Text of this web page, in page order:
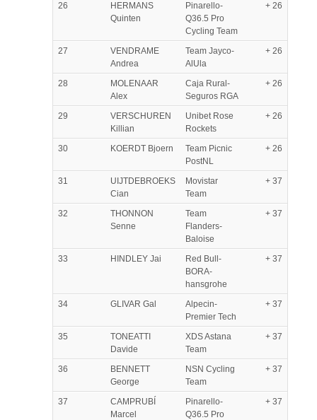
26
HERMANS
Quinten
Pinarello-
Q36.5 Pro
Cycling Team
+ 26
27
VENDRAME
Andrea
Team Jayco-
AlUla
+ 26
28
MOLENAAR
Alex
Caja Rural-
Seguros RGA
+ 26
29
VERSCHUREN
Killian
Unibet Rose
Rockets
+ 26
30 KOERDT Bjoern
Team Picnic
PostNL
+ 26
31
UIJTDEBROEKS
Cian
Movistar
Team
+ 37
32
THONNON
Senne
Team
Flanders-
Baloise
+ 37
33 HINDLEY Jai
Red Bull-
BORA-
hansgrohe
+ 37
34 GLIVAR Gal
Alpecin-
Premier Tech
+ 37
35
TONEATTI
Davide
XDS Astana
Team
+ 37
36
BENNETT
George
NSN Cycling
Team
+ 37
37
CAMPRUBÍ
Marcel
Pinarello-
Q36.5 Pro
+ 37